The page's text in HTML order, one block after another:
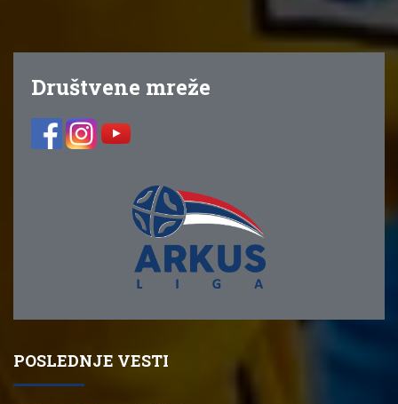
Društvene mreže
POSLEDNJE VESTI